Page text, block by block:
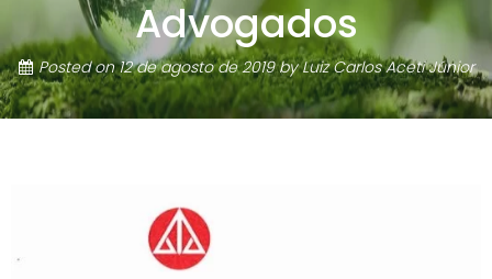
Advogados
Posted on12 de agosto de 2019byLuiz Carlos Aceti Júnior